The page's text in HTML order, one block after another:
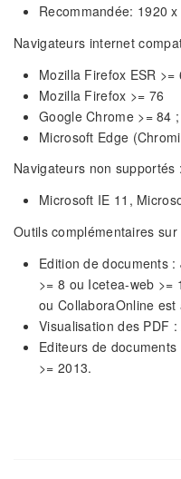
Recommandée: 1920
Navigateurs internet
Mozilla Firefox ESR >=
Mozilla Firefox >= 76
Google Chrome >= 84 ;
Microsoft Edge
Navigateurs non supportés :
Microsoft IE 11,
Outils complémentaires
Edition de documents
>= 8 ou Icetea-web >=
ou CollaboraOnline
Visualisation des PDF
Editeurs de
>= 2013.